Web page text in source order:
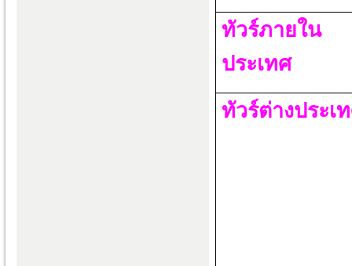
ทัวร์ภายใน
ประเทศ
ทัวร์ต่างประเ